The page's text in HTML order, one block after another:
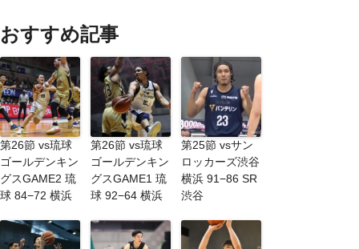
おすすめ記事
第26節 vs琉球
ゴールデンキン
グスGAME2 琉
球 84−72 横浜
第26節 vs琉球
ゴールデンキン
グスGAME1 琉
球 92−64 横浜
第25節 vsサン
ロッカーズ渋谷
横浜 91−86 SR
渋谷